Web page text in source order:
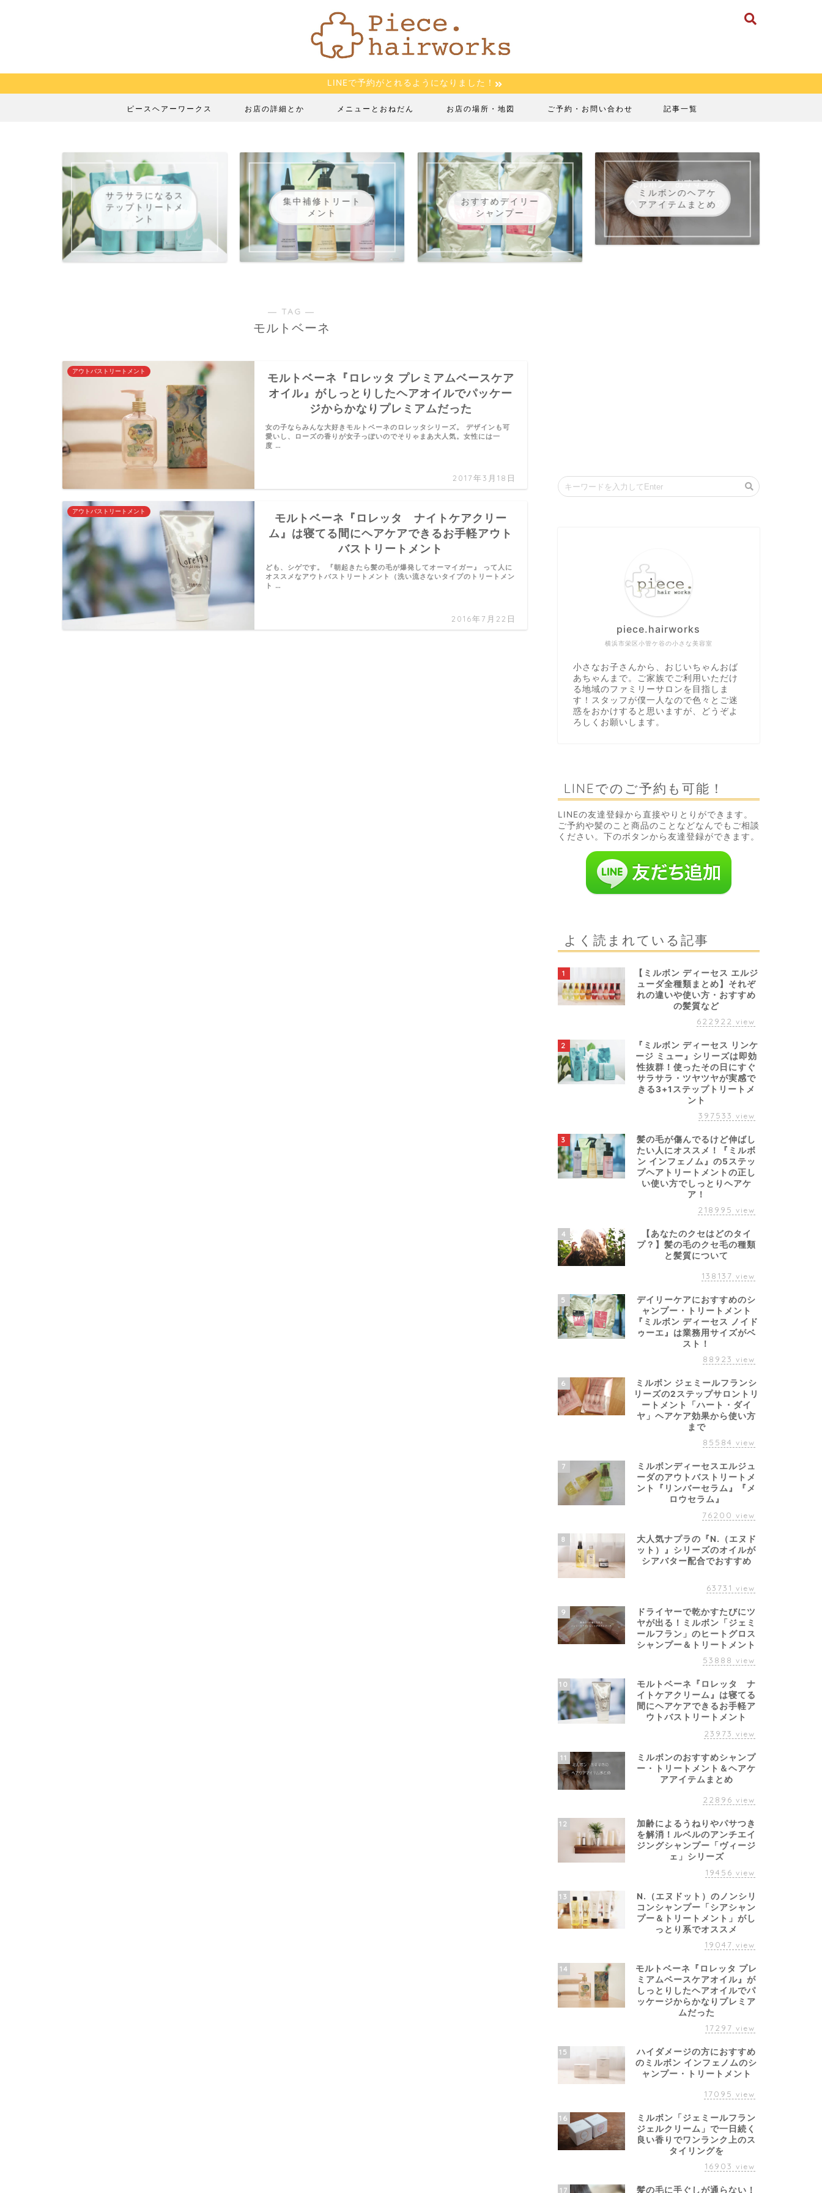
LINEで予約がとれるようになりました！
ピースヘアーワークス お店の詳細とか メニューとおねだん お店の場所・地図 ご予約・お問い合わせ 記事一覧
サラサラになるス
テップトリートメ
ント
集中補修トリート
メント
おすすめデイリー
シャンプー
ミルボンのヘアケ
アアイテムまとめ
― TAG ―
モルトベーネ
アウトバストリートメント
モルトベーネ『ロレッタ プレミアムベースケア
オイル』がしっとりしたヘアオイルでパッケー
ジからかなりプレミアムだった
2017年3月18日
女の子ならみんな大好きモルトベーネのロレッタシリーズ。 デザインも可
愛いし、ローズの香りが女子っぽいのでそりゃまあ大人気。女性には一
度 …
アウトバストリートメント
モルトベーネ『ロレッタ ナイトケアクリー
ム』は寝てる間にヘアケアできるお手軽アウト
バストリートメント
2016年7月22日
ども、シゲです。 『朝起きたら髪の毛が爆発してオーマイガー』 って人に
オススメなアウトバストリートメント（洗い流さないタイプのトリートメン
ト …
横浜市栄区小管ケ谷の小さな美容室
piece.hairworks
小さなお子さんから、おじいちゃんおば
あちゃんまで。ご家族でご利用いただけ
る地域のファミリーサロンを目指しま
す！スタッフが僕一人なので色々とご迷
惑をおかけすると思いますが、どうぞよ
ろしくお願いします。
LINEでのご予約も可能！
LINEの友達登録から直接やりとりができます。
ご予約や髪のこと商品のことなどなんでもご相談
ください。下のボタンから友達登録ができます。
よく読まれている記事
1
【ミルボン ディーセス エルジ
ューダ全種類まとめ】それぞ
れの違いや使い方・おすすめ
の髪質など
622922 view
2
『ミルボン ディーセス リンケ
ージ ミュー』シリーズは即効
性抜群！使ったその日にすぐ
サラサラ・ツヤツヤが実感で
きる3+1ステップトリートメ
ント
397533 view
3
髪の毛が傷んでるけど伸ばし
たい人にオススメ！『ミルボ
ン インフェノム』の5ステッ
プヘアトリートメントの正し
い使い方でしっとりヘアケ
ア！
218995 view
4
【あなたのクセはどのタイ
プ？】髪の毛のクセ毛の種類
と髪質について
138137 view
5
デイリーケアにおすすめのシ
ャンプー・トリートメント
『ミルボン ディーセス ノイド
ゥーエ』は業務用サイズがベ
スト！
88923 view
6
ミルボン ジェミールフランシ
リーズの2ステップサロントリ
ートメント「ハート・ダイ
ヤ」ヘアケア効果から使い方
まで
85584 view
7
ミルボンディーセスエルジュ
ーダのアウトバストリートメ
ント『リンバーセラム』『メ
ロウセラム』
76200 view
8
大人気ナプラの『N.（エヌド
ット）』シリーズのオイルが
シアバター配合でおすすめ
63731 view
9
ドライヤーで乾かすたびにツ
ヤが出る！ミルボン「ジェミ
ールフラン」のヒートグロス
シャンプー＆トリートメント
53888 view
10
モルトベーネ『ロレッタ ナ
イトケアクリーム』は寝てる
間にヘアケアできるお手軽ア
ウトバストリートメント
23973 view
11
ミルボンのおすすめシャンプ
ー・トリートメント＆ヘアケ
アアイテムまとめ
22896 view
12
加齢によるうねりやパサつき
を解消！ルベルのアンチエイ
ジングシャンプー「ヴィージ
ェ」シリーズ
19456 view
13
N.（エヌドット）のノンシリ
コンシャンプー「シアシャン
プー＆トリートメント」がし
っとり系でオススメ
19047 view
14
モルトベーネ『ロレッタ プレ
ミアムベースケアオイル』が
しっとりしたヘアオイルでパ
ッケージからかなりプレミア
ムだった
17297 view
15
ハイダメージの方におすすめ
のミルボン インフェノムのシ
ャンプー・トリートメント
17095 view
16
ミルボン「ジェミールフラン
ジェルクリーム」で一日続く
良い香りでワンランク上のス
タイリングを
16903 view
17 髪の毛に手ぐしが通らない！